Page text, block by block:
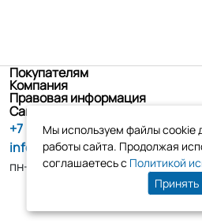
Покупателям
Компания
Правовая информация
Санкт-Петербург, ул. Новоселов
+7 (800) 555-86-90
info@tk-elko.ru
пн-пт, 10:00 - 18:00
Мы используем файлы cookie
работы сайта. Продолжая
соглашаетесь с Политикой
Принять